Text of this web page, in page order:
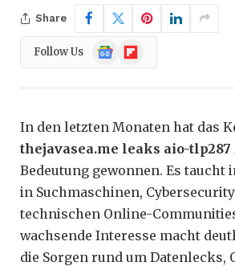
Share
Follow Us
Google
News
Flipboard
In den letzten Monaten hat das
thejavasea.me leaks aio-tlp287
Bedeutung gewonnen. Es taucht
in Suchmaschinen,
technischen Online-
wachsende Interesse macht
die Sorgen rund um Datenlecks,